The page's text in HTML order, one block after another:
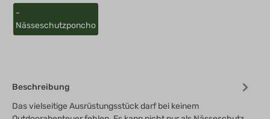
-
Nässeschutzponcho
Beschreibung
Das vielseitige Ausrüstungsstück darf bei keinem